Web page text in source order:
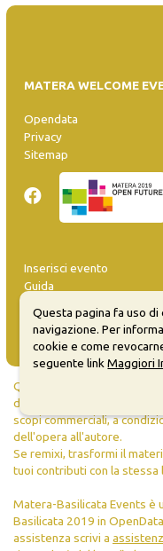
MATERA WELCOME
Opendata
Privacy
Sitemap
Inserisci evento
Guida
info@materaevents.it
Quanto realizzato è
distribuire, modificare,
scopi commerciali, a
dell'opera all'autore.
Se remixi, trasformi il
tuoi contributi con la stessa
Matera-Basilicata Events è
Basilicata 2019 in
assistenza scrivi a
Questa pagina fa uso
navigazione. Per
cookie e come
seguente linkMaggiori